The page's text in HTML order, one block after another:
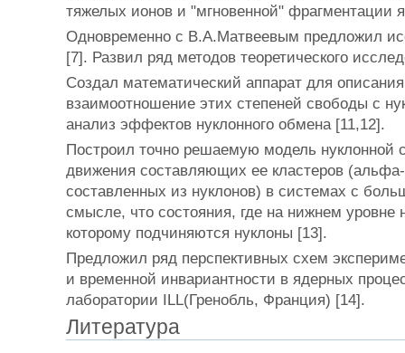
тяжелых ионов и "мгновенной" фрагментации
Одновременно с В.А.Матвеевым предложил
[7]. Развил ряд методов теоретического
Создал математический аппарат для
взаимоотношение этих степеней свободы с
анализ эффектов нуклонного обмена [11,12].
Построил точно решаемую модель нуклонной
движения составляющих ее кластеров
составленных из нуклонов) в системах с
смысле, что состояния, где на нижнем
которому подчиняются нуклоны [13].
Предложил ряд перспективных схем
и временной инвариантности в ядерных
лаборатории ILL(Гренобль, Франция) [14].
Литература